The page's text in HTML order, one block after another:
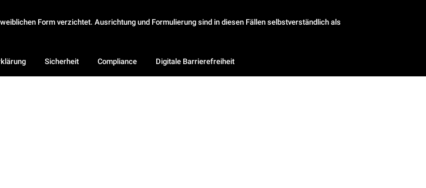
Form verzichtet. Ausrichtung und Formulierung sind in diesen Fällen selbstverständlich als
Sicherheit Compliance Digitale Barrierefreiheit